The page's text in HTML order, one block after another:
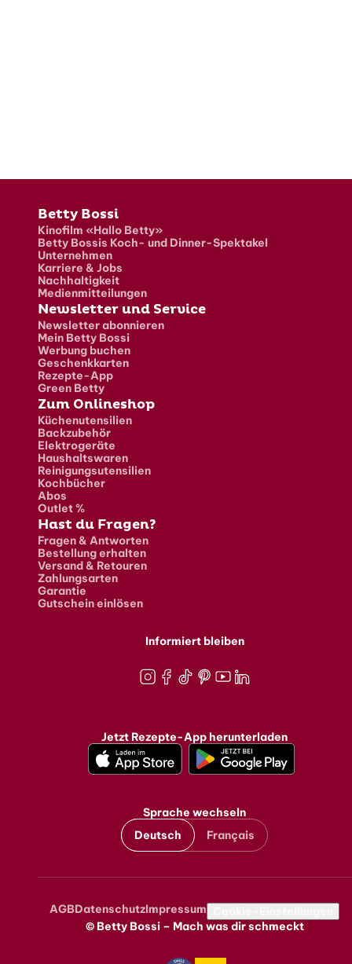
Fusszeile
Betty Bossi
Kinofilm «Hallo Betty»
Betty Bossis Koch- und Dinner-Spektakel
Unternehmen
Karriere & Jobs
Nachhaltigkeit
Medienmitteilungen
Newsletter und Service
Newsletter abonnieren
Mein Betty Bossi
Werbung buchen
Geschenkkarten
Rezepte-App
Green Betty
Zum Onlineshop
Küchenutensilien
Backzubehör
Elektrogeräte
Haushaltswaren
Reinigungsutensilien
Kochbücher
Abos
Outlet %
Hast du Fragen?
Fragen & Antworten
Bestellung erhalten
Versand & Retouren
Zahlungsarten
Garantie
Gutschein einlösen
Informiert bleiben
Jetzt Rezepte-App herunterladen
Sprache wechseln
Deutsch
Français
Metanavigation
AGBDatenschutzImpressum
© Betty Bossi – Mach was dir schmeckt